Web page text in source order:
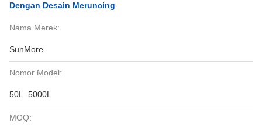
Dengan Desain Meruncing
Nama Merek:
SunMore
Nomor Model:
50L–5000L
MOQ: